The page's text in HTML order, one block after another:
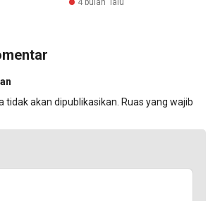
4 bulan lalu
tidak akan dipublikasikan. Ruas yang wajib